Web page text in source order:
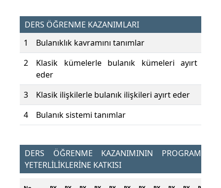
DERS ÖĞRENME KAZANIMLARI
1
Bulanıklık kavramını tanımlar
2
Klasik kümelerle bulanık kümeleri ayırt
eder
3
Klasik ilişkilerle bulanık ilişkileri ayırt eder
4
Bulanık sistemi tanımlar
DERS ÖĞRENME KAZANIMININ PROGRAM
YETERLİLİKLERİNE KATKISI